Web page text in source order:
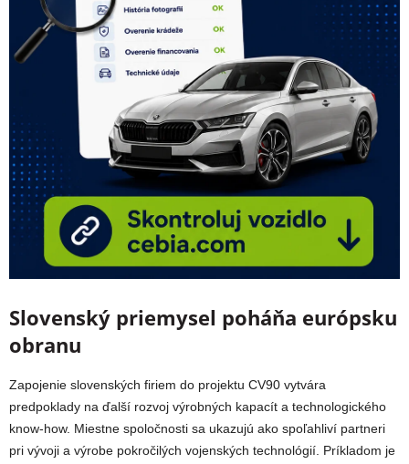
Slovenský priemysel poháňa európsku
obranu
Zapojenie slovenských firiem do projektu CV90 vytvára
predpoklady na ďalší rozvoj výrobných kapacít a technologického
know-how. Miestne spoločnosti sa ukazujú ako spoľahliví partneri
pri vývoji a výrobe pokročilých vojenských technológií. Príkladom je